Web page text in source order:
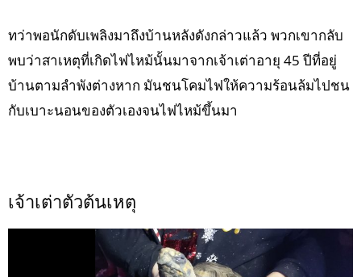
ทว่าพอนักดับเพลิงมาถึงบ้านหลังดังกล่าวแล้ว พวกเขากลับ
พบว่าสาเหตุที่เกิดไฟไหม้นั้นมาจากเจ้าเต่าอายุ 45 ปีที่อยู่
บ้านตามลำพังต่างหาก มันชนโคมไฟให้ความร้อนล้มไปชน
กับเบาะนอนของตัวเองจนไฟไหม้ขึ้นมา
เจ้าเต่าตัวต้นเหตุ